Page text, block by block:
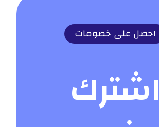
احصل على خصومات
اشترك